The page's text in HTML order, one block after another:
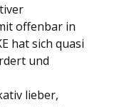
offenbar in
hat sich quasi
und
lieber,